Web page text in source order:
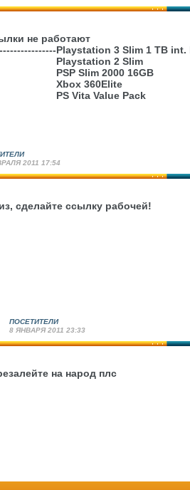
не работают
Playstation 3 Slim 1 TB int.
Playstation 2 Slim
PSP Slim 2000 16GB
Xbox 360Elite
PS Vita Value Pack
2011 17:54
сделайте ссылку рабочей!
ПОСЕТИТЕЛИ
8 ЯНВАРЯ 2011 23:33
на народ плс